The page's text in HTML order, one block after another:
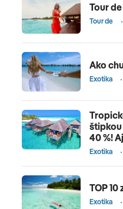
Tour
Tour de
Ako
Exotika
40 %!
Exotika
TOP
Exotika